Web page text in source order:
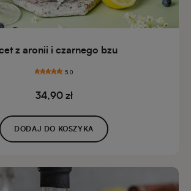
z aronii i czarnego bzu
5.0
34,90 zł
DODAJ DO KOSZYKA